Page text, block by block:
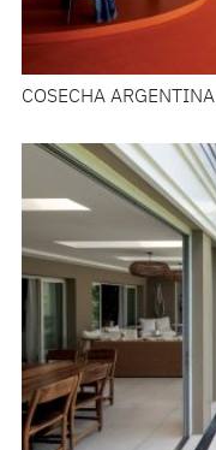
COSECHA ARGENTINA